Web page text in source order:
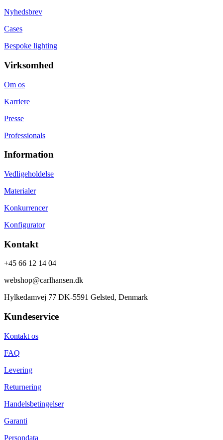
Nyhedsbrev
Cases
Bespoke lighting
Virksomhed
Om os
Karriere
Presse
Professionals
Information
Vedligeholdelse
Materialer
Konkurrencer
Konfigurator
Kontakt
+45 66 12 14 04
webshop@carlhansen.dk
Hylkedamvej 77 DK-5591 Gelsted, Denmark
Kundeservice
Kontakt os
FAQ
Levering
Returnering
Handelsbetingelser
Garanti
Persondata